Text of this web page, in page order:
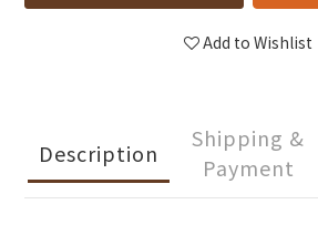
Add to Wishlist
Description
Shipping &
Payment